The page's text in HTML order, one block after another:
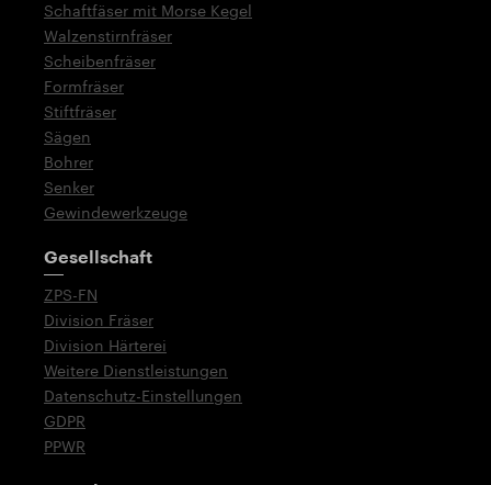
Schaftfäser mit Morse Kegel
Walzenstirnfräser
Scheibenfräser
Formfräser
Stiftfräser
Sägen
Bohrer
Senker
Gewindewerkzeuge
Gesellschaft
ZPS-FN
Division Fräser
Division Härterei
Weitere Dienstleistungen
Datenschutz-Einstellungen
GDPR
PPWR